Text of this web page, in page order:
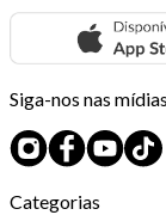
Siga-nos nas
Categorias